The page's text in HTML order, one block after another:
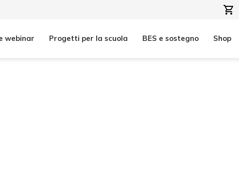
webinar Progetti per la scuola BES e sostegno Shop